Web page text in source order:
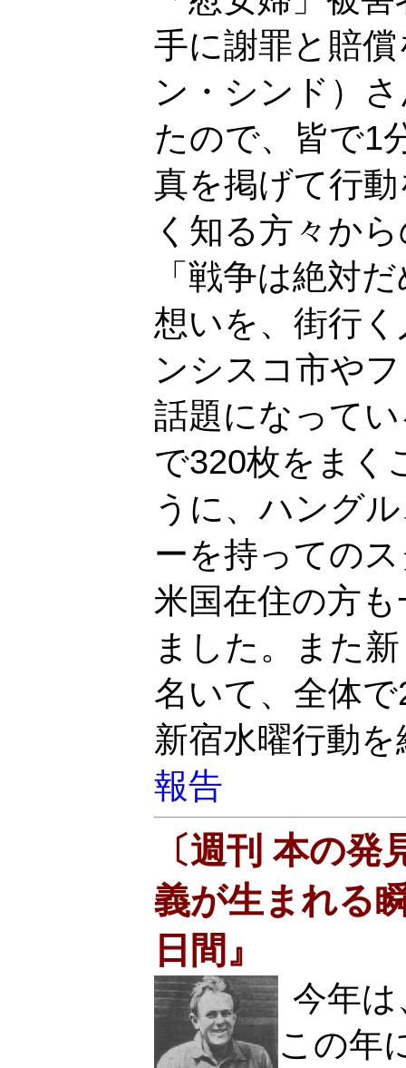
手に謝罪と賠
ン・シンド）
たので、皆で1
真を掲げて行
く知る方々か
「戦争は絶対
想いを、街行
ンシスコ市や
話題になって
で320枚をまく
うに、ハング
ーを持っての
米国在住の方
ました。また
名いて、全体
新宿水曜行動
報告
〔週刊 本の
義が生まれる
日間』
今年
この年